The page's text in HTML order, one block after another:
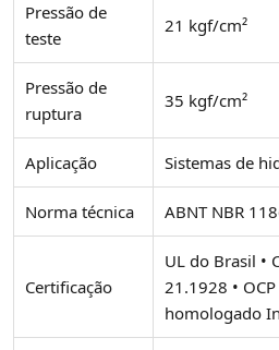
Pressão de
teste
21 kgf/cm²
Pressão de
ruptura
35 kgf/cm²
Aplicação Sistemas de
Norma técnica ABNT NBR
Certificação
UL do Brasil •
21.1928 •
homologado